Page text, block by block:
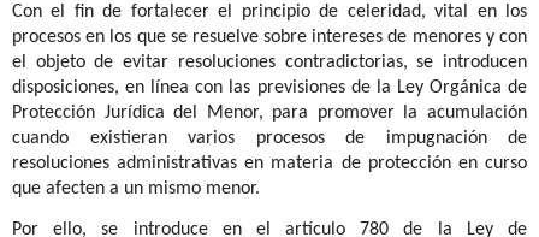
Con el fin de fortalecer el principio de celeridad, vital en los
procesos en los que se resuelve sobre intereses de menores y con
el objeto de evitar resoluciones contradictorias, se introducen
disposiciones, en línea con las previsiones de la Ley Orgánica de
Protección Jurídica del Menor, para promover la acumulación
cuando existieran varios procesos de impugnación de
resoluciones administrativas en materia de protección en curso
que afecten a un mismo menor.
Por ello, se introduce en el artículo 780 de la Ley de